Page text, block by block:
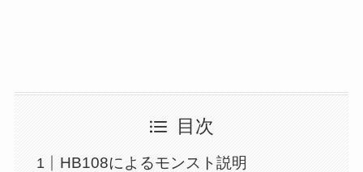
目次
HB108によるモンスト説明